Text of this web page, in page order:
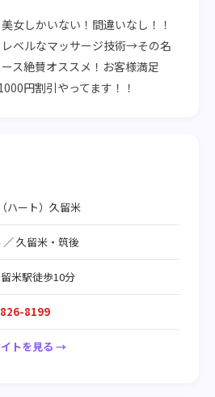
女しかいない！間違いなし！！
ベルなマッサージ技術→その名
ス絶賛オススメ！お客様満足
円割引やってます！！
ハート）久留米
／久留米・筑後
米駅徒歩10分
8199
トを見る →